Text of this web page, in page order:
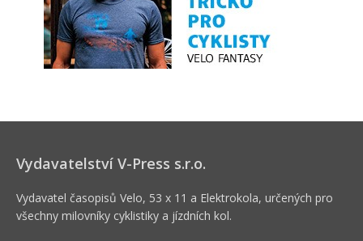
Vydavatelství V-Press s.r.o.
Vydavatel časopisů Velo, 53 x 11 a Elektrokola, určených pro
všechny milovníky cyklistiky a jízdních kol.